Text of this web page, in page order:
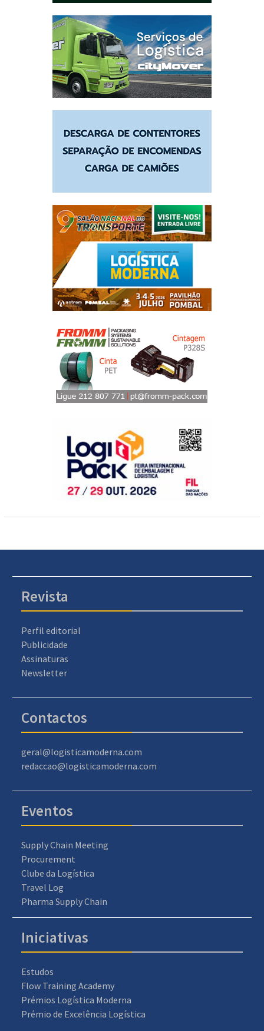
Revista
Perfil editorial
Publicidade
Assinaturas
Newsletter
Contactos
geral@logisticamoderna.com
redaccao@logisticamoderna.com
Eventos
Supply Chain Meeting
Procurement
Clube da Logística
Travel Log
Pharma Supply Chain
Iniciativas
Estudos
Flow Training Academy
Prémios Logística Moderna
Prémio de Excelência Logística